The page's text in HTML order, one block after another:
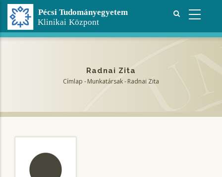
Ugrás
tartalomra
Radnai Zita
Címlap -Munkatársak-Radnai Zita